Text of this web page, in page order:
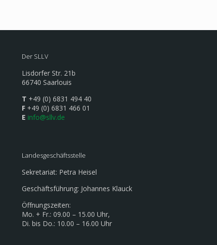
Der SLLV
Lisdorfer Str. 21b
66740 Saarlouis
T +49 (0) 6831 494 40
F +49 (0) 6831 466 01
E info@sllv.de
Landesgeschäftsstelle
Sekretariat: Petra Heisel
Geschäftsführung: Johannes Klauck
Öffnungszeiten:
Mo. + Fr.: 09.00 – 15.00 Uhr,
Di. bis Do.: 10.00 – 16.00 Uhr